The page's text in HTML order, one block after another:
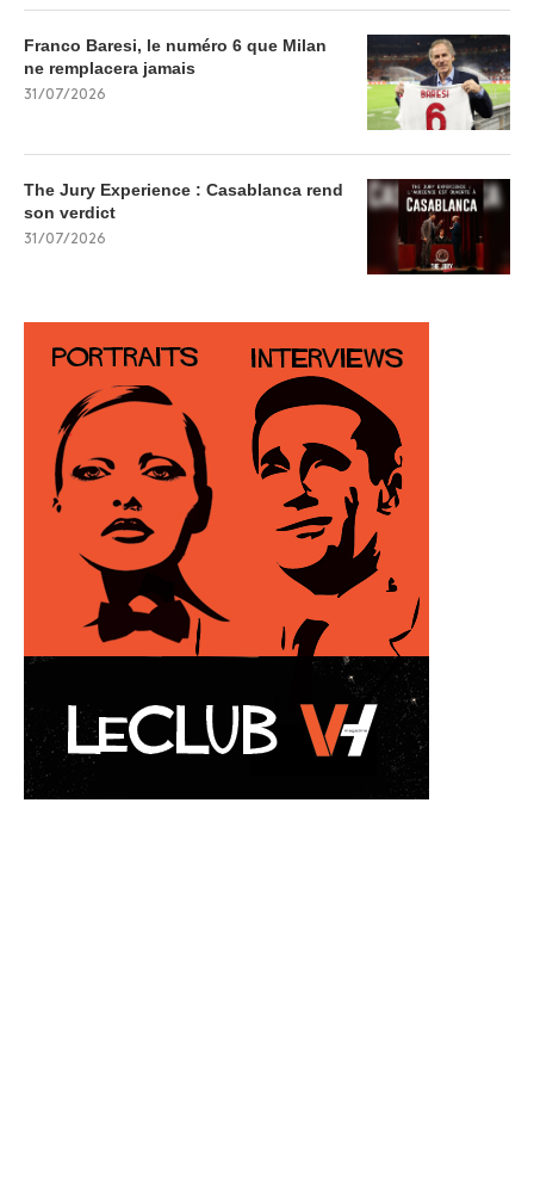
Franco Baresi, le numéro 6 que Milan
ne remplacera jamais
31/07/2026
The Jury Experience : Casablanca rend
son verdict
31/07/2026